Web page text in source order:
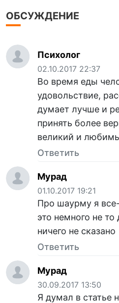
ОБСУЖДЕНИЕ
Психолог
02.10.2017 22:37
Во время еды
удовольствие,
думает лучше и
принять более
великий и
Ответить
Мурад
01.10.2017 19:21
Про шаурму я
это немного не
ничего не сказано
Ответить
Мурад
30.09.2017 13:50
Я думал в статье